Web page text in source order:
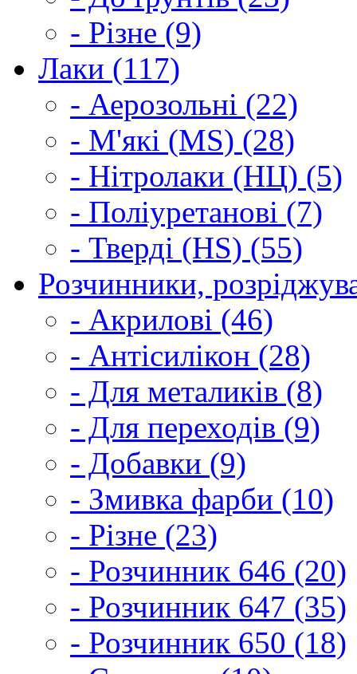
- Різне (9)
Лаки (117)
- Аерозольні (22)
- М'які (MS) (28)
- Нітролаки (НЦ) (5)
- Поліуретанові (7)
- Тверді (HS) (55)
Розчинники,
- Акрилові (46)
- Антісилікон (28)
- Для металиків (8)
- Для переходів (9)
- Добавки (9)
- Змивка фарби (10)
- Різне (23)
- Розчинник 646 (20)
- Розчинник 647 (35)
- Розчинник 650 (18)